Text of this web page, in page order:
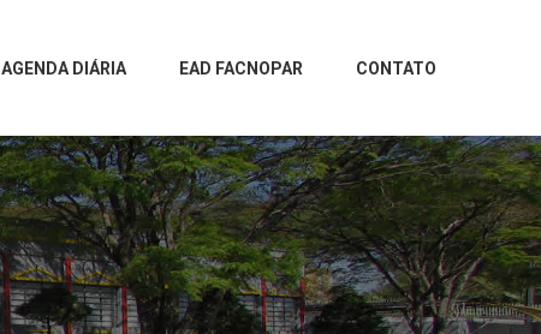
AGENDA DIÁRIA EAD FACNOPAR CONTATO